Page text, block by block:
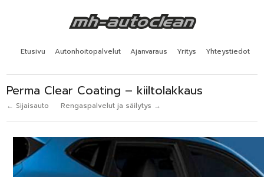
Etusivu Autonhoitopalvelut Ajanvaraus Yritys Yhteystiedot
Perma Clear Coating – kiiltolakkaus
← Sijaisauto Rengaspalvelut ja säilytys →